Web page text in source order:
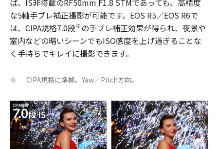
な5軸手ブレ補正撮影が可能です。EOS R5／EOS R6で
は、CIPA規格7.0段※の手ブレ補正効果が得られ、夜景や
室内などの暗いシーンでもISO感度を上げ過ぎることな
く手持ちでキレイに撮影できます。
※ CIPA規格に準拠。Yaw／Pitch方向。